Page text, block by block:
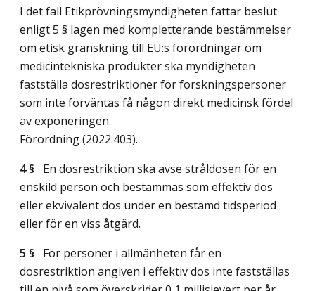
I det fall Etikprövningsmyndigheten fattar beslut
enligt 5 § lagen med kompletterande bestämmelser
om etisk granskning till EU:s förordningar om
medicintekniska produkter ska myndigheten
fastställa dosrestriktioner för forskningspersoner
som inte förväntas få någon direkt medicinsk fördel
av exponeringen.
Förordning (2022:403).
4 § En dosrestriktion ska avse stråldosen för en
enskild person och bestämmas som effektiv dos
eller ekvivalent dos under en bestämd tidsperiod
eller för en viss åtgärd.
5 § För personer i allmänheten får en
dosrestriktion angiven i effektiv dos inte fastställas